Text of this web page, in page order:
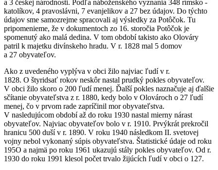
a 3 českej národnosti. Podľa náboženského vyznania 348 rímsko -
katolíkov, 4 pravoslávni, 7 evanjelikov a 27 bez údajov. Do týchto
údajov sme samozrejme spracovali aj výsledky za Potôčok. Tu
pripomenieme, že v dokumentoch zo 16. storočia Potôčok je
spomenutý ako malá dedina. V tom období takisto ako Olováry
patril k majetku divínskeho hradu. V r. 1828 mal 5 domov
a 27 obyvateľov.
Ako z uvedeného vyplýva v obci žilo najviac ľudí v r.
1828. O štyridsať rokov neskôr nastal prudký pokles obyvateľov.
V obci žilo skoro o 200 ľudí menej. Ďalší pokles naznačuje aj ďalšie
sčítanie obyvateľstva z r. 1880, kedy bolo v Olovároch o 27 ľudí
menej, čo v prvom rade zapríčinil mor obyvateľstva.
V nasledujúcom období až do roku 1930 nastal mierny nárast
obyvateľov. Najviac obyvateľov bolo v r. 1910. Prvýkrát prekročil
hranicu 500 duší v r. 1890. V roku 1940 následkom II. svetovej
vojny nebol vykonaný súpis obyvateľstva. Štatistické údaje od roku
195O a najmä po roku 1961 ukazujú stály pokles obyvateľov. Od r.
1930 do roku 1991 klesol počet trvalo žijúcích ľudí v obci o 127.